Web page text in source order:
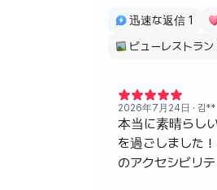
迅速な返信 1
2026年7月24日 · 김**
本当に素晴らし
を過ごしました
のアクセシビリテ